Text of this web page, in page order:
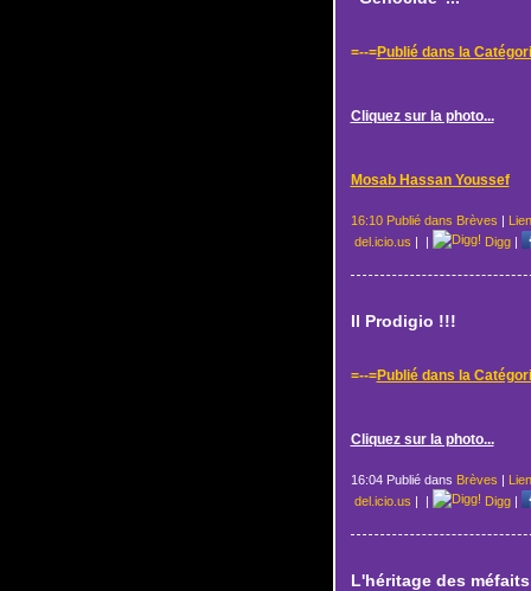
=--=Publié dans la
Cliquez sur la photo...
Mosab Hassan Youssef
16:10 Publié dans Brèves |
del.icio.us | | Digg|
Il Prodigio !!!
=--=Publié dans la
Cliquez sur la photo...
16:04 Publié dans Brèves |
del.icio.us | | Digg|
L'héritage des